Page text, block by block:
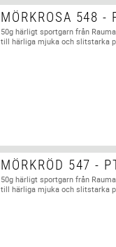
MÖRKROSA 548 -
50g härligt sportgarn från
till härliga mjuka och slitstarka
MÖRKRÖD 547 -
50g härligt sportgarn från
till härliga mjuka och slitstarka